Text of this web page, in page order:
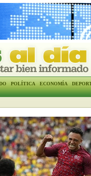
POLÍTICA ECONOMÍA